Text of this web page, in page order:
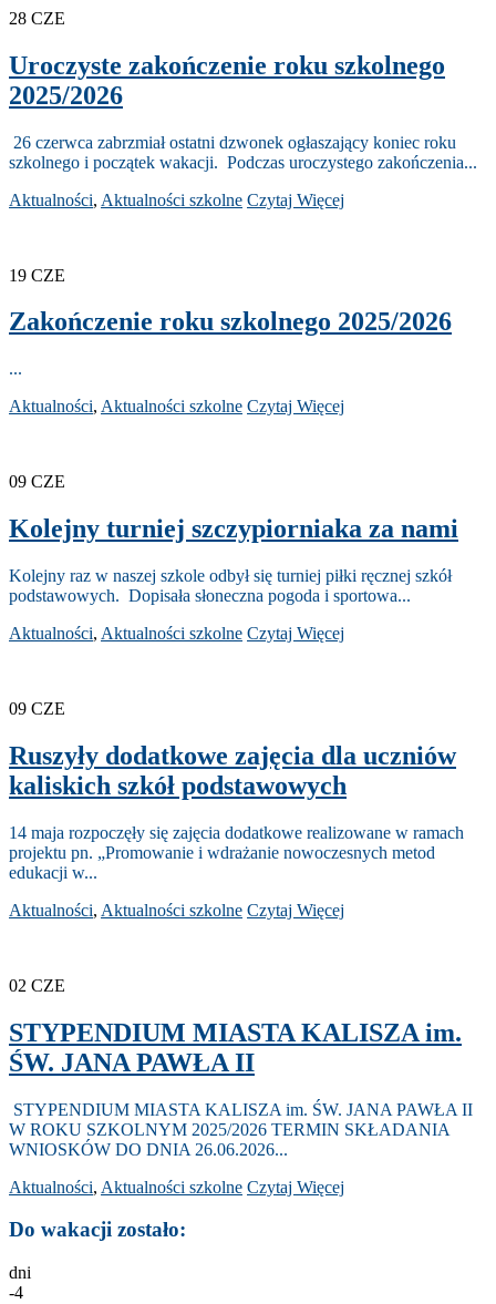
28 CZE
Uroczyste zakończenie roku szkolnego
2025/2026
26 czerwca zabrzmiał ostatni dzwonek ogłaszający koniec roku
szkolnego i początek wakacji. Podczas uroczystego zakończenia...
Aktualności, Aktualności szkolne Czytaj Więcej
19 CZE
Zakończenie roku szkolnego 2025/2026
...
Aktualności, Aktualności szkolne Czytaj Więcej
09 CZE
Kolejny turniej szczypiorniaka za nami
Kolejny raz w naszej szkole odbył się turniej piłki ręcznej szkół
podstawowych. Dopisała słoneczna pogoda i sportowa...
Aktualności, Aktualności szkolne Czytaj Więcej
09 CZE
Ruszyły dodatkowe zajęcia dla uczniów
kaliskich szkół podstawowych
14 maja rozpoczęły się zajęcia dodatkowe realizowane w ramach
projektu pn. „Promowanie i wdrażanie nowoczesnych metod
edukacji w...
Aktualności, Aktualności szkolne Czytaj Więcej
02 CZE
STYPENDIUM MIASTA KALISZA im.
ŚW. JANA PAWŁA II
STYPENDIUM MIASTA KALISZA im. ŚW. JANA PAWŁA II
W ROKU SZKOLNYM 2025/2026 TERMIN SKŁADANIA
WNIOSKÓW DO DNIA 26.06.2026...
Aktualności, Aktualności szkolne Czytaj Więcej
Do wakacji zostało:
dni
-4